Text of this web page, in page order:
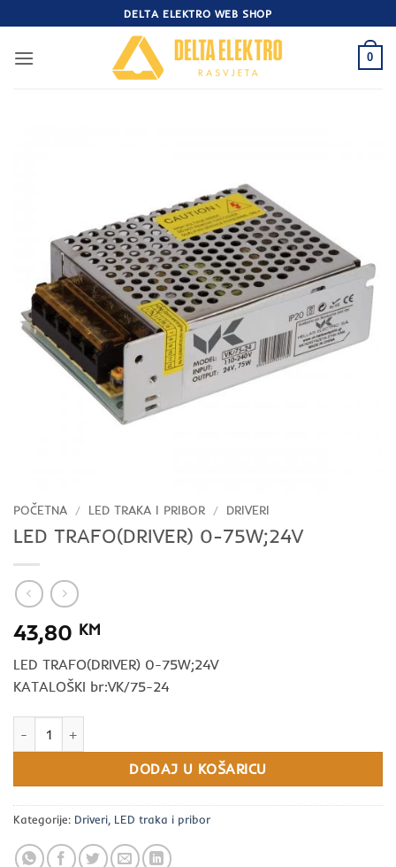
to
content
DELTA ELEKTRO WEB SHOP
0
POČETNA / LED TRAKA I PRIBOR / DRIVERI
LED TRAFO(DRIVER) 0-75W;24V
43,80 KM
LED TRAFO(DRIVER) 0-75W;24V
KATALOŠKI br:VK/75-24
DODAJ U KOŠARICU
Kategorije: Driveri, LED traka i pribor